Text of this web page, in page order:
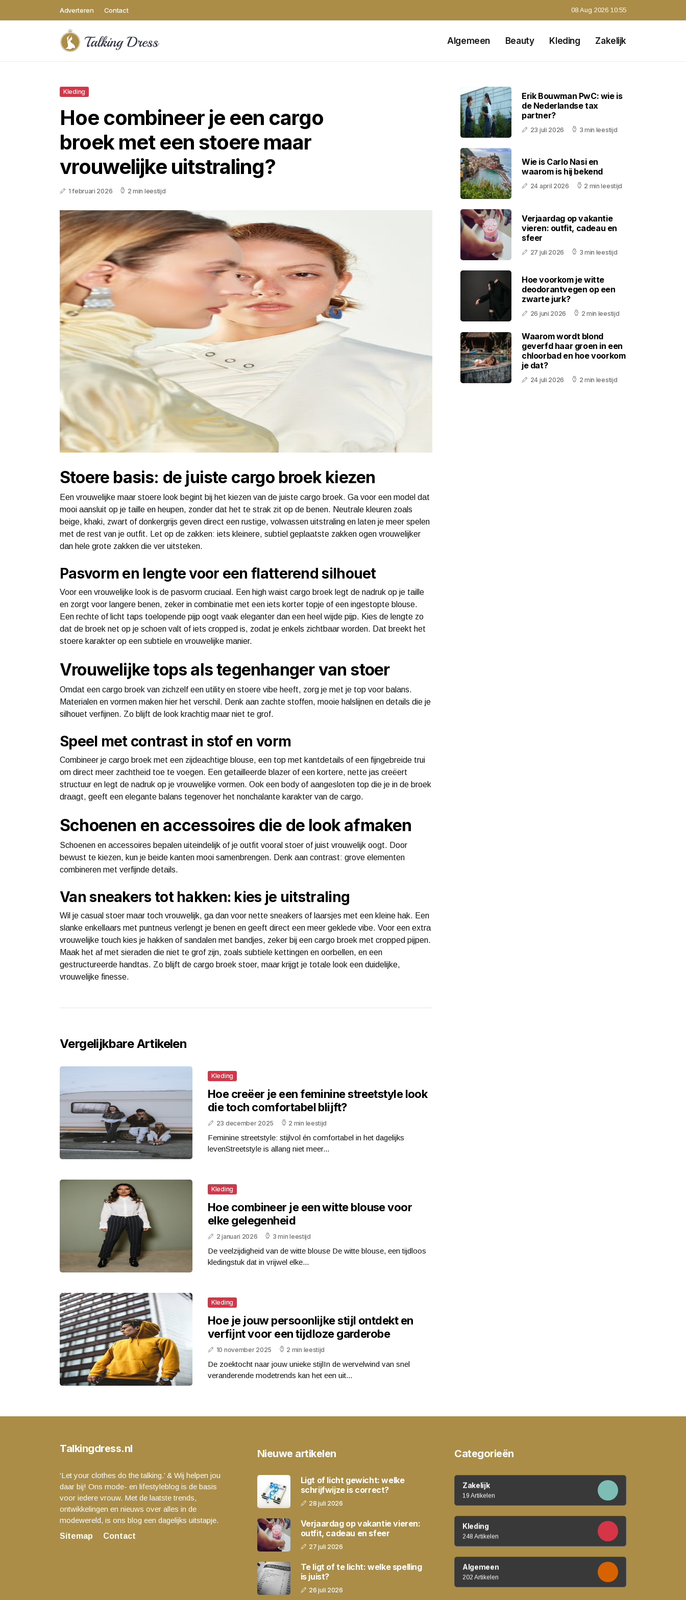
Adverteren Contact 08 Aug 2026 10:55
Algemeen Beauty Kleding Zakelijk
Kleding
Hoe combineer je een cargo
broek met een stoere maar
vrouwelijke uitstraling?
1 februari 2026 2 min leestijd
Stoere basis: de juiste cargo broek kiezen
Een vrouwelijke maar stoere look begint bij het kiezen van de juiste cargo broek. Ga voor een model dat
mooi aansluit op je taille en heupen, zonder dat het te strak zit op de benen. Neutrale kleuren zoals
beige, khaki, zwart of donkergrijs geven direct een rustige, volwassen uitstraling en laten je meer spelen
met de rest van je outfit. Let op de zakken: iets kleinere, subtiel geplaatste zakken ogen vrouwelijker
dan hele grote zakken die ver uitsteken.
Pasvorm en lengte voor een flatterend silhouet
Voor een vrouwelijke look is de pasvorm cruciaal. Een high waist cargo broek legt de nadruk op je taille
en zorgt voor langere benen, zeker in combinatie met een iets korter topje of een ingestopte blouse.
Een rechte of licht taps toelopende pijp oogt vaak eleganter dan een heel wijde pijp. Kies de lengte zo
dat de broek net op je schoen valt of iets cropped is, zodat je enkels zichtbaar worden. Dat breekt het
stoere karakter op een subtiele en vrouwelijke manier.
Vrouwelijke tops als tegenhanger van stoer
Omdat een cargo broek van zichzelf een utility en stoere vibe heeft, zorg je met je top voor balans.
Materialen en vormen maken hier het verschil. Denk aan zachte stoffen, mooie halslijnen en details die je
silhouet verfijnen. Zo blijft de look krachtig maar niet te grof.
Speel met contrast in stof en vorm
Combineer je cargo broek met een zijdeachtige blouse, een top met kantdetails of een fijngebreide trui
om direct meer zachtheid toe te voegen. Een getailleerde blazer of een kortere, nette jas creëert
structuur en legt de nadruk op je vrouwelijke vormen. Ook een body of aangesloten top die je in de broek
draagt, geeft een elegante balans tegenover het nonchalante karakter van de cargo.
Schoenen en accessoires die de look afmaken
Schoenen en accessoires bepalen uiteindelijk of je outfit vooral stoer of juist vrouwelijk oogt. Door
bewust te kiezen, kun je beide kanten mooi samenbrengen. Denk aan contrast: grove elementen
combineren met verfijnde details.
Van sneakers tot hakken: kies je uitstraling
Wil je casual stoer maar toch vrouwelijk, ga dan voor nette sneakers of laarsjes met een kleine hak. Een
slanke enkellaars met puntneus verlengt je benen en geeft direct een meer geklede vibe. Voor een extra
vrouwelijke touch kies je hakken of sandalen met bandjes, zeker bij een cargo broek met cropped pijpen.
Maak het af met sieraden die niet te grof zijn, zoals subtiele kettingen en oorbellen, en een
gestructureerde handtas. Zo blijft de cargo broek stoer, maar krijgt je totale look een duidelijke,
vrouwelijke finesse.
Vergelijkbare Artikelen
Kleding
Hoe creëer je een feminine streetstyle look
die toch comfortabel blijft?
23 december 2025 2 min leestijd
Feminine streetstyle: stijlvol én comfortabel in het dagelijks
levenStreetstyle is allang niet meer...
Kleding
Hoe combineer je een witte blouse voor
elke gelegenheid
2 januari 2026 3 min leestijd
De veelzijdigheid van de witte blouse De witte blouse, een tijdloos
kledingstuk dat in vrijwel elke...
Kleding
Hoe je jouw persoonlijke stijl ontdekt en
verfijnt voor een tijdloze garderobe
10 november 2025 2 min leestijd
De zoektocht naar jouw unieke stijlIn de wervelwind van snel
veranderende modetrends kan het een uit...
Erik Bouwman PwC: wie is
de Nederlandse tax
partner?
23 juli 2026 3 min leestijd
Wie is Carlo Nasi en
waarom is hij bekend
24 april 2026 2 min leestijd
Verjaardag op vakantie
vieren: outfit, cadeau en
sfeer
27 juli 2026 3 min leestijd
Hoe voorkom je witte
deodorantvegen op een
zwarte jurk?
26 juni 2026 2 min leestijd
Waarom wordt blond
geverfd haar groen in een
chloorbad en hoe voorkom
je dat?
24 juli 2026 2 min leestijd
Talkingdress.nl
‘Let your clothes do the talking.’ & Wij helpen jou
daar bij! Ons mode- en lifestyleblog is de basis
voor iedere vrouw. Met de laatste trends,
ontwikkelingen en nieuws over alles in de
modewereld, is ons blog een dagelijks uitstapje.
Sitemap
Contact
Nieuwe artikelen
Ligt of licht gewicht: welke
schrijfwijze is correct?
28 juli 2026
Verjaardag op vakantie vieren:
outfit, cadeau en sfeer
27 juli 2026
Te ligt of te licht: welke spelling
is juist?
26 juli 2026
Categorieën
Zakelijk
19 Artikelen
Kleding
248 Artikelen
Algemeen
202 Artikelen